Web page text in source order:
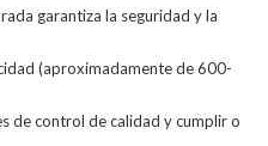
garantiza la seguridad y la
(aproximadamente de 600-
de control de calidad y cumplir o